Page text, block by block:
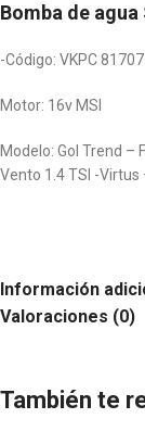
Bomba de agua
-Código: VKPC
Motor: 16v MSI
Modelo: Gol Trend –
Vento 1.4 TSI -Virtus
Información
Valoraciones (0)
También te